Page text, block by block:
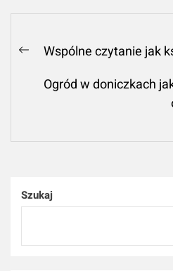
Nawigacja
Previous
post:
Wspólne czytanie jak
Ogród w doniczkach
Szukaj